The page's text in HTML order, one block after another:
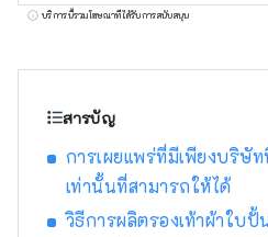
การวัลคาไนซ์แบบดั้
บริการนี้รวมโฆษณาที่ได้รับการสนับสนุน
สารบัญ
การเผยแพร่ที่มีเพียงบริษั
เท่านั้นที่สามารถให้ได้
วิธีการผลิตรองเท้าผ้าใบ